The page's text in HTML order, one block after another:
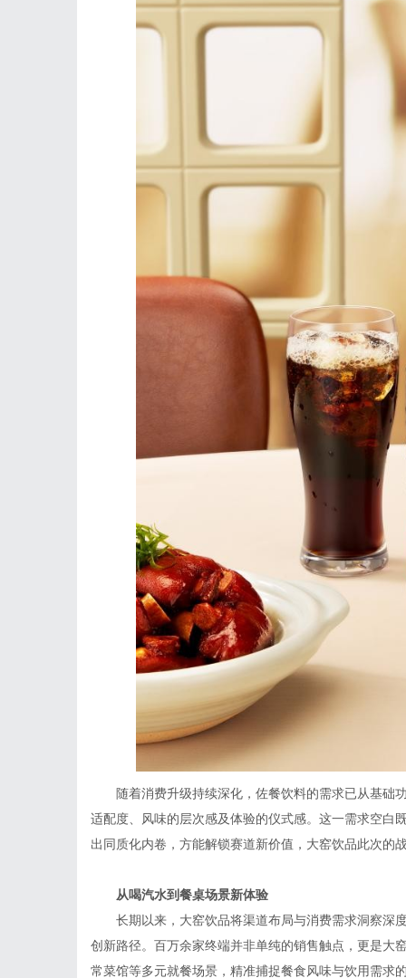
随着消费升级持续深化，佐餐饮料的需求已从基础
适配度、风味的层次感及体验的仪式感。这一需求空白
出同质化内卷，方能解锁赛道新价值，大窑饮品此次的
从喝汽水到餐桌场景新体验
长期以来，大窑饮品将渠道布局与消费需求洞察深
创新路径。百万余家终端并非单纯的销售触点，更是大
常菜馆等多元就餐场景，精准捕捉餐食风味与饮用需求